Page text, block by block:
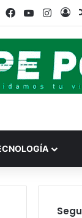
Facebook
YouTube